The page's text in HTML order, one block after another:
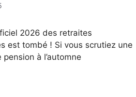
2026 des retraites
est tombé ! Si vous scrutiez une
à l’automne